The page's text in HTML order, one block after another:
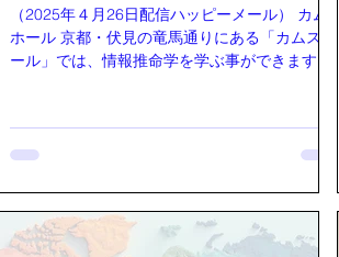
（2025年４月26日配信ハッピーメール） カムス
ホール 京都・伏見の竜馬通りにある「カムスホ
ール」では、情報推命学を学ぶ事ができます。
ムとつながっているような、不思議であたたか
いエネルギーに包まれる感じがします。 気持ち
ような、そんな感覚です。 情報推命学の講座で
は、自分の本質や、宇宙のエネルギーに触れら
れて、「ああ、今、魂がよろこんでるなぁ」っ